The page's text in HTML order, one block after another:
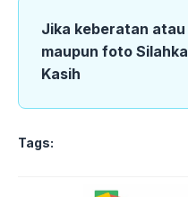
Jika keberatan
maupun foto
Kasih
Tags: